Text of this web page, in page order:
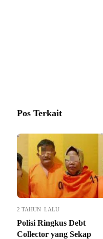
Pos Terkait
2 TAHUN LALU
Polisi Ringkus Debt
Collector yang Sekap